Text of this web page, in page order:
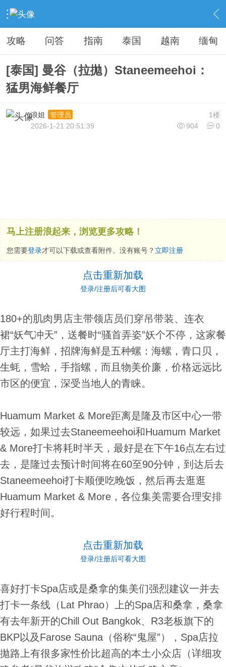
› 旅游看台 › 旅行指南 › 内容
攻略 问答 指南 泰国 越南 缅甸
[泰国] 曼谷（拉拋）Staneemeehoi：
猛男海鲜餐厅
1楼
浪姐
管理员
904
0
2026-1-21 20:51:39
马上注册浪起来，浏览更多攻略！
您需要登录才可以下载或查看附件。没有账号？ 立即注册
点击重新加载
登录/注册后可看大图
180+的肌肉男店主带领店员们穿吊带装、连衣
裙“妖气冲天”，送餐时“骚首弄姿”妖个不停，这家餐
厅主打海鲜，招牌海鲜是五种螺：海螺，青口贝，
生蚝，雪蛤，手指螺，而且物美价廉，价格远远比
市区的便宜，深受当地人的青睐。
Huamum Market & More距离是隆及市区中心一带
较远，如果过去Staneemeehoi和Huamum Market
& More打卡将耗时半天，最好是在下午16点左右过
去，是隆过去预计时间将在60至90分钟，到达后去
Staneemeehoi打卡顺便吃晚饭，然后再去逛逛
Huamum Market & More，各位集美需要合理安排
好行程时间。
点击重新加载
登录/注册后可看大图
喜好打卡Spa店或是桑拿的集美们强烈建议一并去
打卡一条线（Lat Phrao）上的Spa店和桑拿，桑拿
有去年新开的Chill Out Bangkok、R3老板旗下的
BKP以及Farose Sauna（俗称“鬼屋”），Spa店拉
拋路上有很多家性价比超高的本土小众店（详细攻